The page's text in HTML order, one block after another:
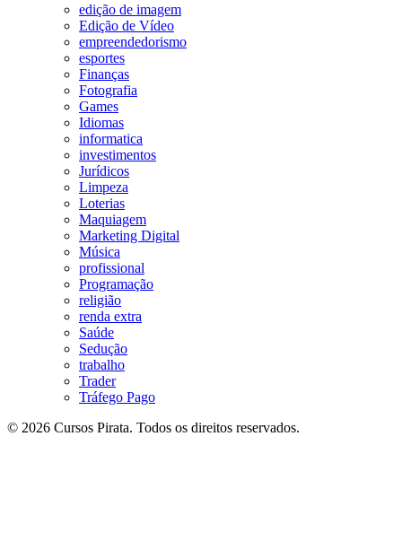
edição de imagem
Edição de Vídeo
empreendedorismo
esportes
Finanças
Fotografia
Games
Idiomas
informatica
investimentos
Jurídicos
Limpeza
Loterias
Maquiagem
Marketing Digital
Música
profissional
Programação
religião
renda extra
Saúde
Sedução
trabalho
Trader
Tráfego Pago
© 2026 Cursos Pirata. Todos os direitos reservados.